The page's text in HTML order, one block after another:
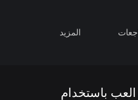
المزيد
العب باستخدام